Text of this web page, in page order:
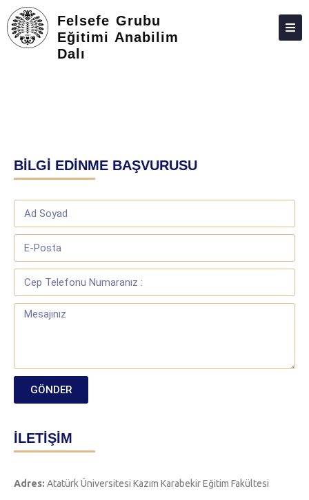
Felsefe Grubu
Eğitimi Anabilim
Dalı
HAKKIMIZDA
TOPLUMA KATKI
ADAY ÖĞRENCILER
İLETIŞIM
BİLGİ EDİNME BAŞVURUSU
GÖNDER
İLETİŞİM
Adres: Atatürk Üniversitesi Kazım Karabekir Eğitim Fakültesi